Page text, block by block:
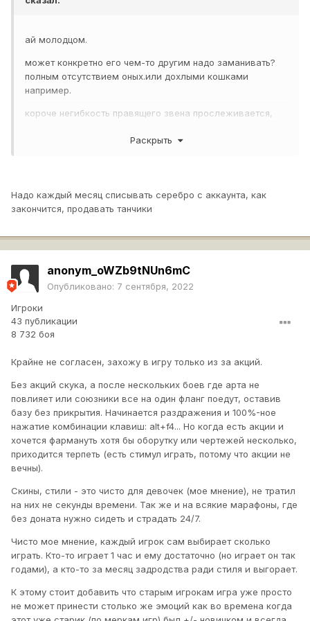
ай молодцом.
может конкретно его чем-то другим надо заманивать?
полным отсутствием оных.или дохлыми кошками
например.
короче негибкость правящего звена прослеживается,
Раскрыть
Надо каждый месяц списывать серебро с аккаунта, как
закончится, продавать танчики
anonym_oWZb9tNUn6mC
Опубликовано: 7 сентября, 2022
Игроки
43 публикации
8 732 боя
Крайне не согласен, захожу в игру только из за акций.
Без акций скука, а после нескольких боев где арта не
повлияет или союзники все на один фланг поедут, оставив
базу без прикрытия. Начинается раздражения и 100%-ное
нажатие комбинации клавиш: alt+f4... Но когда есть акции и
хочется фармануть хотя бы оборутку или чертежей несколько,
приходится терпеть (есть стимул играть, потому что акции не
вечны).
Скины, стили - это чисто для девочек (мое мнение), не тратил
на них не секунды времени. Так же и на всякие марафоны, где
без доната нужно сидеть и страдать 24/7.
Чисто мое мнение, каждый игрок сам выбирает сколько
играть. Кто-то играет 1 час и ему достаточно (но играет он так
годами), а кто-то за месяц задродства ради стиля и выгорает.
К этому стоит добавить что старым игрокам игра уже просто
не может принести столько же эмоций как во времена когда